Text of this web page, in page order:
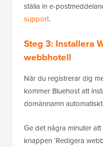
ställa in e-
support.
Steg 3: Installera
webbhotell
När du registrerar dig
kommer Bluehost att
domännamn
Ge det några minuter
knappen ‘Redigera